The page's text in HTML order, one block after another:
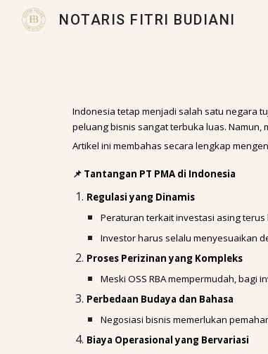
NOTARIS FITRI BUDIANI
Indonesia tetap menjadi salah satu negara
peluang bisnis sangat terbuka luas. Namun,
Artikel ini membahas secara lengkap
📌 Tantangan PT PMA di Indonesia
Regulasi yang Dinamis
Peraturan terkait investasi asing
Investor harus selalu menyesuaikan
Proses Perizinan yang Kompleks
Meski OSS RBA mempermudah,
Perbedaan Budaya dan Bahasa
Negosiasi bisnis memerlukan
Biaya Operasional yang Bervariasi